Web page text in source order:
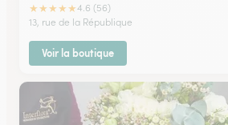
★★★★★4.6 (56)
13, rue de la République
Voir la boutique